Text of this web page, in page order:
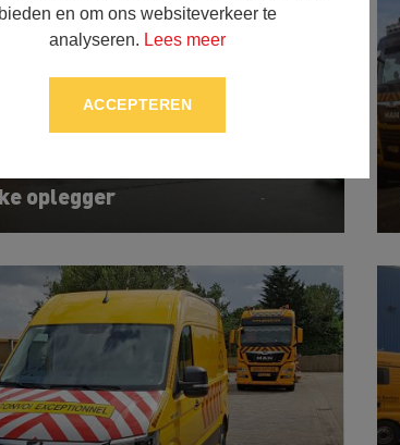
bieden en om ons websiteverkeer te
analyseren. Lees meer
ACCEPTEREN
oplegger